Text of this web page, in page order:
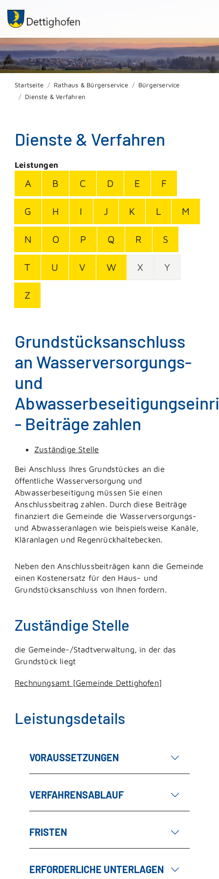
Startseite Rathaus & Bürgerservice
Bürgerservice
Dienste & Verfahren
Dienste & Verfahren
Leistungen
A B C D E F
G H I J K L M
N O P Q R S
T U V W X Y
Z
Grundstücksanschluss
an Wasserversorgungs-
und
- Beiträge zahlen
Zuständige Stelle
Bei Anschluss Ihres Grundstückes an die
öffentliche Wasserversorgung und
Abwasserbeseitigung müssen Sie einen
Anschlussbeitrag zahlen. Durch diese Beiträge
finanziert die Gemeinde die Wasserversorgungs-
und Abwasseranlagen wie beispielsweise Kanäle,
Kläranlagen und Regenrückhaltebecken.
Neben den Anschlussbeiträgen kann die Gemeinde
einen Kostenersatz für den Haus- und
Grundstücksanschluss von Ihnen fordern.
Zuständige Stelle
die Gemeinde-/Stadtverwaltung, in der das
Grundstück liegt
Rechnungsamt [Gemeinde Dettighofen]
Leistungsdetails
VORAUSSETZUNGEN
VERFAHRENSABLAUF
FRISTEN
ERFORDERLICHE UNTERLAGEN